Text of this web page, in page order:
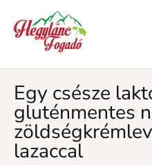
Egy csésze
gluténmentes
lazaccal